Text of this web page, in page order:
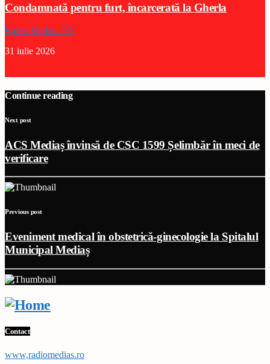
Condamnată pentru furt, încarcerată la Gherla
Radio Medias 725
31 iulie 2026
Continue reading
Next post
ACS Mediaș învinsă de CSC 1599 Șelimbăr în meci de
verificare
Previous post
Eveniment medical în obstetrică-ginecologie la Spitalul
Municipal Mediaș
Contact
www,radiomedias.ro